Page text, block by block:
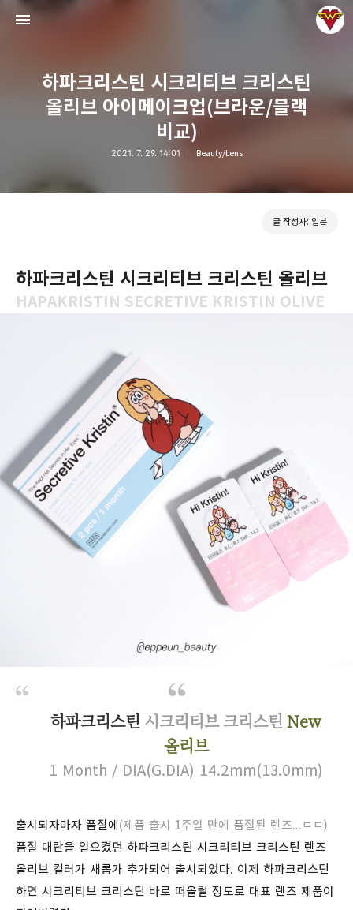
하파크리스틴 시크리티브 크리스틴
올리브 아이메이크업(브라운/블랙
비교)
2021. 7. 29. 14:01 Beauty/Lens
글 작성자: 입븐
하파크리스틴 시크리티브 크리스틴 올리브
HAPAKRISTIN SECRETIVE KRISTIN OLIVE
하파크리스틴 시크리티브 크리스틴New
올리브
1 Month / DIA(G.DIA) 14.2mm(13.0mm)
출시되자마자 품절에(제품 출시 1주일 만에 품절된 렌즈...ㄷㄷ)
품절 대란을 일으켰던 하파크리스틴 시크리티브 크리스틴 렌즈
올리브 컬러가 새롭가 추가되어 출시되었다. 이제 하파크리스틴
하면 시크리티브 크리스틴 바로 떠올릴 정도로 대표 렌즈 제품이
입븐